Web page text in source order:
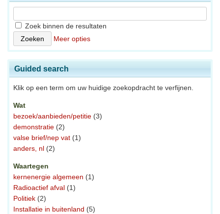
Zoek binnen de resultaten
Meer opties
Guided search
Klik op een term om uw huidige zoekopdracht te verfijnen.
Wat
bezoek/aanbieden/petitie (3)
demonstratie (2)
valse brief/nep vat (1)
anders, nl (2)
Waartegen
kernenergie algemeen (1)
Radioactief afval (1)
Politiek (2)
Installatie in buitenland (5)